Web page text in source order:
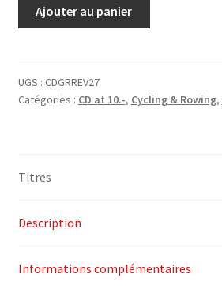
CHF55.00.
&
DVD
Rx
Vol.
Power
Ajouter au panier
UGS : CDGRREV27
Catégories : CD at 10.-, Cycling & Rowing,
Titres
Description
Informations complémentaires